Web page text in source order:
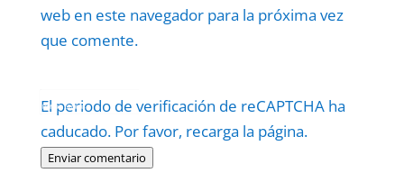
web en este navegador para la próxima vez
que comente.
El periodo de verificación de reCAPTCHA ha
caducado. Por favor, recarga la página.
Enviar comentario
Politica–Términos.